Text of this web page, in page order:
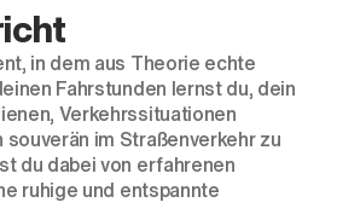
in dem aus Theorie echte
Fahrstunden lernst du, dein
Verkehrssituationen
im Straßenverkehr zu
du dabei von erfahrenen
ruhige und entspannte